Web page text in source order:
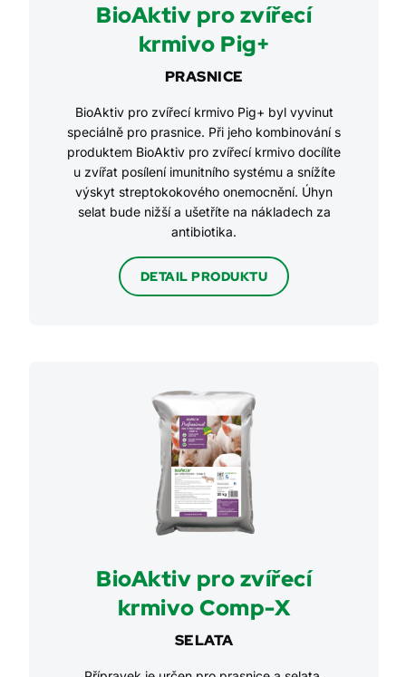
BioAktiv pro zvířecí
krmivo Pig+
PRASNICE
BioAktiv pro zvířecí krmivo Pig+ byl vyvinut
speciálně pro prasnice. Při jeho kombinování s
produktem BioAktiv pro zvířecí krmivo docílíte
u zvířat posílení imunitního systému a snížíte
výskyt streptokokového onemocnění. Úhyn
selat bude nižší a ušetříte na nákladech za
antibiotika.
DETAIL PRODUKTU
BioAktiv pro zvířecí
krmivo Comp-X
SELATA